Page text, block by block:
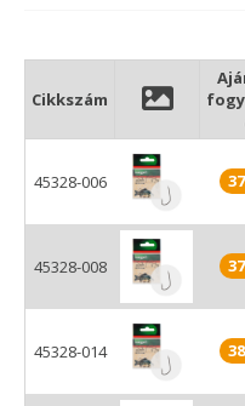
Cikkszám
45328-006
45328-008
45328-014